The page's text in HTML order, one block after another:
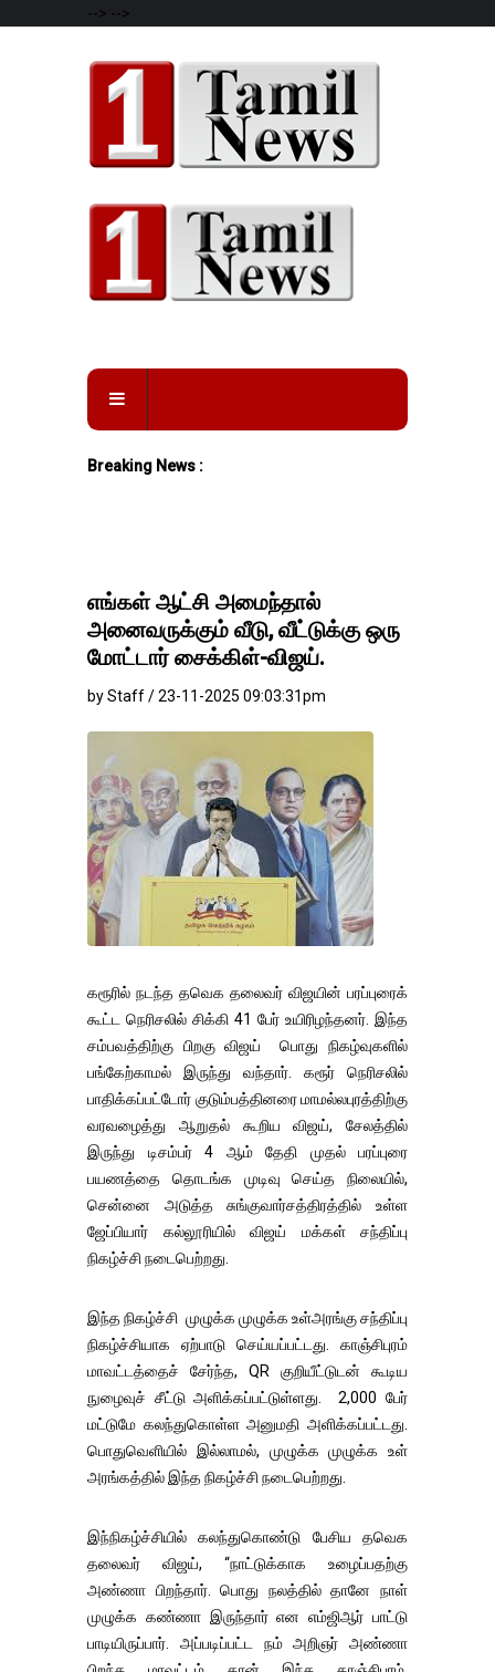
--> -->
Breaking News :
எங்கள் ஆட்சி அமைந்தால்
அனைவருக்கும் வீடு, வீட்டுக்கு ஒரு
மோட்டார் சைக்கிள்-விஜய்.
by Staff / 23-11-2025 09:03:31pm
கரூரில் நடந்த தவெக தலைவர் விஜயின் பரப்புரைக்
கூட்ட நெரிசலில் சிக்கி 41 பேர் உயிரிழந்தனர். இந்த
சம்பவத்திற்கு பிறகு விஜய் பொது நிகழ்வுகளில்
பங்கேற்காமல் இருந்து வந்தார். கரூர் நெரிசலில்
பாதிக்கப்பட்டோர் குடும்பத்தினரை மாமல்லபுரத்திற்கு
வரவழைத்து ஆறுதல் கூறிய விஜய், சேலத்தில்
இருந்து டிசம்பர் 4 ஆம் தேதி முதல் பரப்புரை
பயணத்தை தொடங்க முடிவு செய்த நிலையில்,
சென்னை அடுத்த சுங்குவார்சத்திரத்தில் உள்ள
ஜேப்பியார் கல்லூரியில் விஜய் மக்கள் சந்திப்பு
நிகழ்ச்சி நடைபெற்றது.
இந்த நிகழ்ச்சி முழுக்க முழுக்க உள்அரங்கு சந்திப்பு
நிகழ்ச்சியாக ஏற்பாடு செய்யப்பட்டது. காஞ்சிபுரம்
மாவட்டத்தைச் சேர்ந்த, QR குறியீட்டுடன் கூடிய
நுழைவுச் சீட்டு அளிக்கப்பட்டுள்ளது. 2,000 பேர்
மட்டுமே கலந்துகொள்ள அனுமதி அளிக்கப்பட்டது.
பொதுவெளியில் இல்லாமல், முழுக்க முழுக்க உள்
அரங்கத்தில் இந்த நிகழ்ச்சி நடைபெற்றது.
இந்நிகழ்ச்சியில் கலந்துகொண்டு பேசிய தவெக
தலைவர் விஜய், “நாட்டுக்காக உழைப்பதற்கு
அண்ணா பிறந்தார். பொது நலத்தில் தானே நாள்
முழுக்க கண்ணா இருந்தார் என எம்ஜிஆர் பாட்டு
பாடியிருப்பார். அப்படிப்பட்ட நம் அறிஞர் அண்ணா